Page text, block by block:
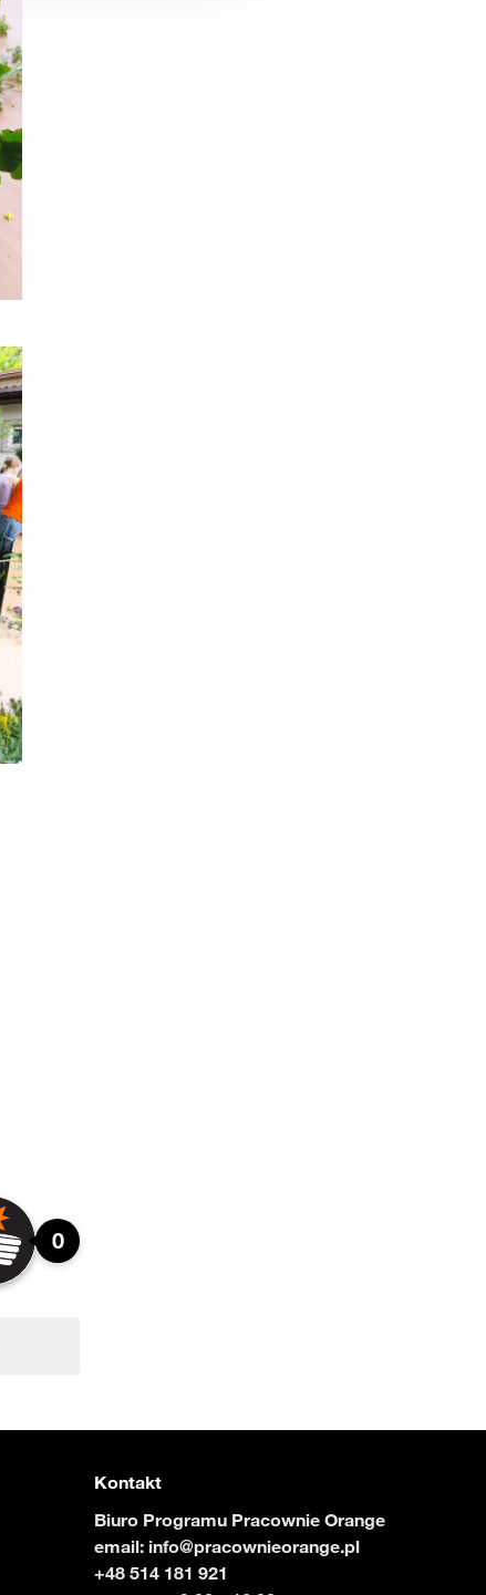
0
Kontakt
Biuro Programu Pracownie Orange
email: info@pracownieorange.pl
+48 514 181 921